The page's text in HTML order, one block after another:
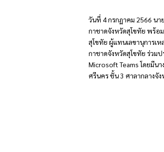
วันที่ 4 กรกฏาคม 2566 น
กาชาดจังหวัดสุโขทัย พร้อ
สุโขทัย ผู้แทนเลขานุการเ
กาชาดจังหวัดสุโขทัย ร่วม
Microsoft Teams โดยมีน
ศรีนคร ชั้น 3 ศาลากลางจั